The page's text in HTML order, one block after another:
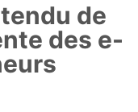
de
des e-